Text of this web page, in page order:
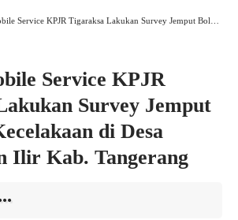
KPJR Tigaraksa Lakukan Survey Jemput Bola Atas Kecelakaan di Desa Pagedangan Ilir Kab. Tangerang
Service KPJR
Survey Jemput
di Desa
Ilir Kab. Tangerang